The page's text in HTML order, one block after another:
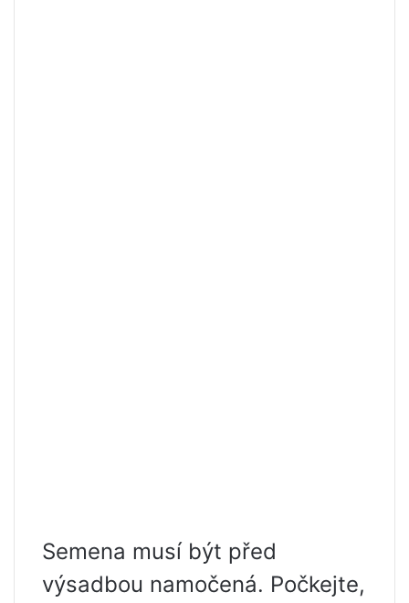
Semena musí být před
výsadbou namočená. Počkejte,